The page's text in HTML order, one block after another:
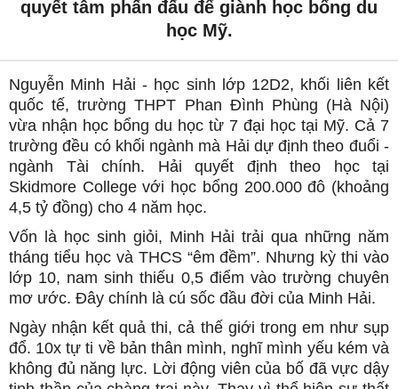
quyết tâm phấn đấu để giành học bổng du
học Mỹ.
Nguyễn Minh Hải - học sinh lớp 12D2, khối liên kết
quốc tế, trường THPT Phan Đình Phùng (Hà Nội)
vừa nhận học bổng du học từ 7 đại học tại Mỹ. Cả 7
trường đều có khối ngành mà Hải dự định theo đuổi -
ngành Tài chính. Hải quyết định theo học tại
Skidmore College với học bổng 200.000 đô (khoảng
4,5 tỷ đồng) cho 4 năm học.
Vốn là học sinh giỏi, Minh Hải trải qua những năm
tháng tiểu học và THCS “êm đềm”. Nhưng kỳ thi vào
lớp 10, nam sinh thiếu 0,5 điểm vào trường chuyên
mơ ước. Đây chính là cú sốc đầu đời của Minh Hải.
Ngày nhận kết quả thi, cả thế giới trong em như sụp
đổ. 10x tự ti về bản thân mình, nghĩ mình yếu kém và
không đủ năng lực. Lời động viên của bố đã vực dậy